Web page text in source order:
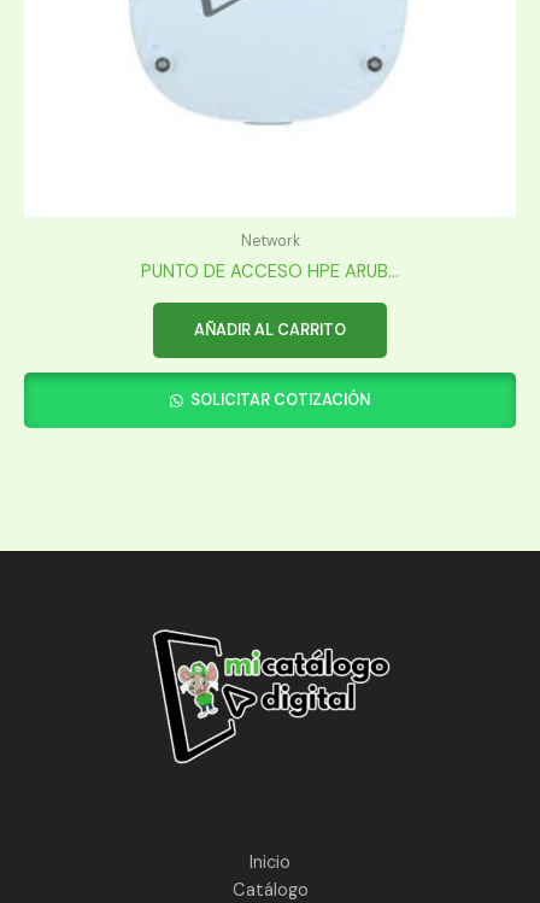
Network
PUNTO DE ACCESO HPE ARUB...
AÑADIR AL CARRITO
SOLICITAR COTIZACIÓN
Inicio
Catálogo